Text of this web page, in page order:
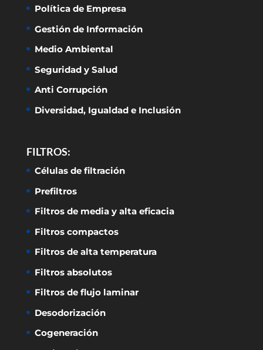
Política de Empresa
Gestión de Información
Medio Ambiental
Seguridad y Salud
Anti Corrupción
Diversidad, Igualdad e Inclusión
FILTROS:
Células de filtración
Prefiltros
Filtros de media y alta eficacia
Filtros compactos
Filtros de alta temperatura
Filtros absolutos
Filtros de flujo laminar
Desodorización
Cogeneración